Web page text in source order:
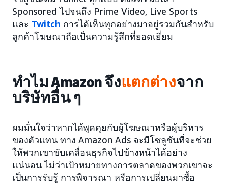
Sponsored ไปจนถึง Prime Video, Live Sports
และ Twitch การได้เห็นทุกอย่างมาอยู่รวมกันสำหรับ
ลูกค้าโฆษณาถือเป็นความรู้สึกที่ยอดเยี่ยม
ทำไม Amazon จึงแตกต่างจาก
บริษัทอื่น ๆ
ผมมั่นใจว่าหากได้พูดคุยกับผู้โฆษณาหรือผู้บริหาร
ของตัวแทน ทาง Amazon Ads จะมีโซลูชันที่จะช่วย
ให้พวกเขาขับเคลื่อนธุรกิจไปข้างหน้าได้อย่าง
แน่นอน ไม่ว่าเป้าหมายทางการตลาดของพวกเขาจะ
เป็นการรับรู้ การพิจารณา หรือการเปลี่ยนมาซื้อ